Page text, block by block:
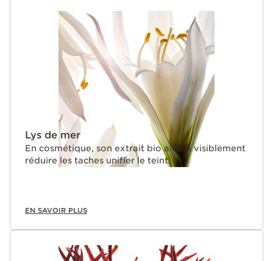
Lys de mer
En cosmétique, son extrait bio aide à visiblement
réduire les taches unifier le teint.
EN SAVOIR PLUS